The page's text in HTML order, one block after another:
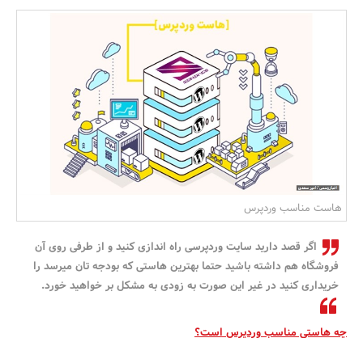
مسکن و ساختمان
هاست مناسب وردپرس
اگر قصد دارید سایت وردپرسی راه اندازی کنید و از طرفی روی آن
فروشگاه هم داشته باشید حتما بهترین هاستی که بودجه تان میرسد را
خریداری کنید در غیر این صورت به زودی به مشکل بر خواهید خورد.
چه هاستی مناسب وردپرس است؟